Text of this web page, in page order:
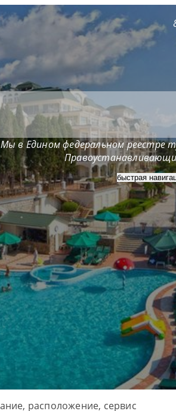
Мы в Едином федеральном реестре
быстрая